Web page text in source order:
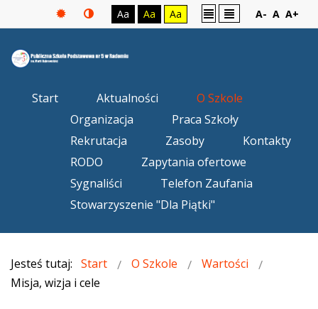
Aa Aa Aa A- A A+
Start Aktualności
O Szkole
Organizacja
Praca Szkoły
Rekrutacja
Zasoby
Kontakty
RODO
Zapytania ofertowe
Sygnaliści
Telefon Zaufania
Stowarzyszenie "Dla Piątki"
Jesteś tutaj: Start O Szkole
Wartości
Misja, wizja i cele